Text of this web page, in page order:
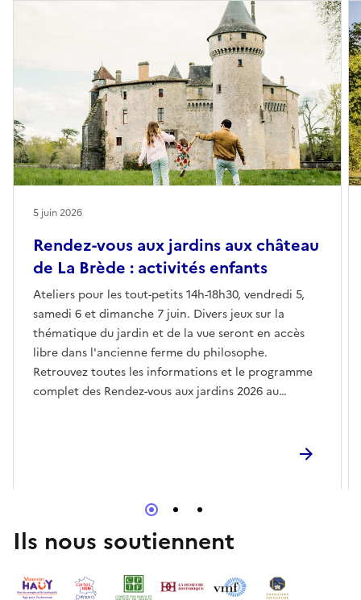
Rendez-vous aux jardins aux château
de La Brède : activités enfants
Ateliers pour les tout-petits 14h-18h30, vendredi 5,
samedi 6 et dimanche 7 juin. Divers jeux sur la
thématique du jardin et de la vue seront en accès
libre dans l'ancienne ferme du philosophe.
Retrouvez toutes les informations et le programme
complet des Rendez-vous aux jardins 2026 au
5 juin 2026
Ils nous soutiennent